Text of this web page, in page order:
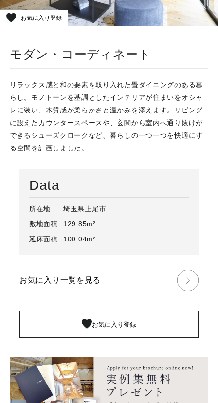
お気に入り登録
モダン・コーディネート
リラックス感と和の要素を取り入れた畳ダイニングのある暮
らし。モノトーンを基調としたインテリアが住まいをオシャ
レに装い、木質感が柔らかさと温かみを添えます。リビング
に設えたカウンタースペースや、玄関から室内へ通り抜けが
できるシューズクロークなど、暮らしの一つ一つを快適にす
る空間を計画しました。
Data
所在地
埼玉県上尾市
敷地面積
129.85m²
延床面積
100.04m²
お気に入り登録
お気に入り一覧を見る